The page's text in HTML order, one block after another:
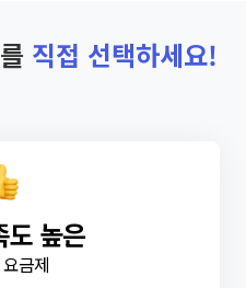
직접 선택하세요!
도 높은
금제